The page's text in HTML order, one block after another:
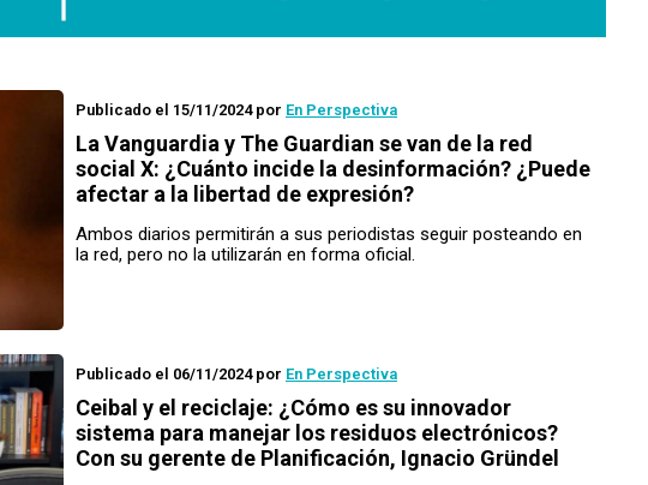
Publicado el 15/11/2024por En Perspectiva
La Vanguardia y The Guardian se van de la red
social X: ¿Cuánto incide la desinformación? ¿Puede
afectar a la libertad de expresión?
Ambos diarios permitirán a sus periodistas seguir posteando en
la red, pero no la utilizarán en forma oficial.
Publicado el 06/11/2024por En Perspectiva
Ceibal y el reciclaje: ¿Cómo es su innovador
sistema para manejar los residuos electrónicos?
Con su gerente de Planificación, Ignacio Gründel